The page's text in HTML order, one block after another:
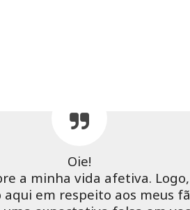
Oie!
a minha vida afetiva.
em respeito aos meus